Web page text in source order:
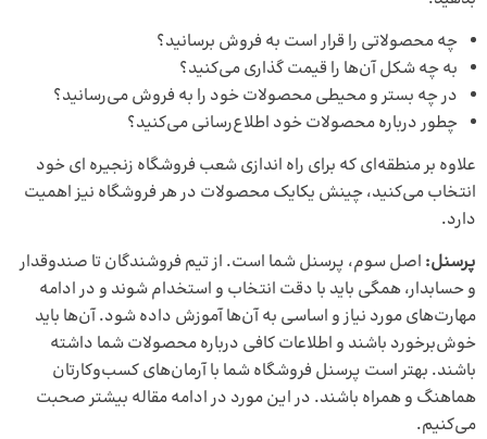
چه محصولاتی را قرار است به فروش برسانید؟
به چه شکل آن‌ها را قیمت گذاریمی‌کنید؟
در چه بستر و محیطی محصولات خود را به فروش می‌رسانید؟
چطور درباره محصولات خود اطلاع‌رسانی می‌کنید؟
علاوه بر منطقه‌ای که برای راه اندازی شعب فروشگاه زنجیره ای خود
انتخاب می‌کنید، چینش یکایک محصولات در هر فروشگاه نیز اهمیت
دارد.
پرسنل: اصل سوم، پرسنل شما است. از تیم فروشندگان تا صندوقدار
و حسابدار، همگی باید با دقت انتخاب و استخدام شوند و در ادامه
مهارت‌های مورد نیاز و اساسی به آن‌ها آموزش داده شود. آن‌ها باید
خوش‌برخورد باشند و اطلاعات کافی درباره محصولات شما داشته
باشند. بهتر است پرسنل فروشگاه شما با آرمان‌های کسب‌وکارتان
هماهنگ و همراه باشند. در این مورد در ادامه مقاله بیشتر صحبت
می‌کنیم.